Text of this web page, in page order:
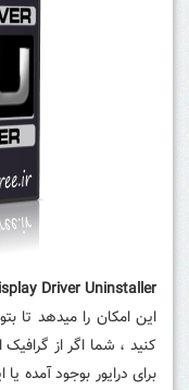
Driver Uninstaller
این امکان را میدهد تا
کنید ، شما اگر از
برای درایور بوجود آمده